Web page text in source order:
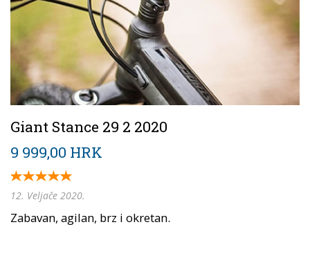
Giant Stance 29 2 2020
9 999,00 HRK
12. Veljače 2020.
Zabavan, agilan, brz i okretan.